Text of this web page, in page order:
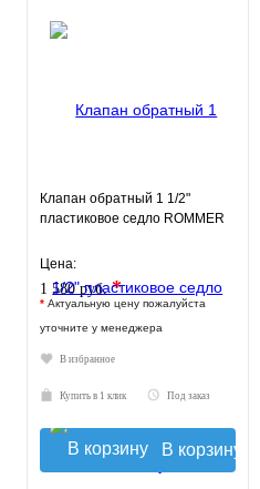
Клапан обратный 1 1/2"
пластиковое седло ROMMER
Цена:
1 580 руб.*
* Актуальную цену пожалуйста
уточните у менеджера
В избранное
Купить в 1 клик Под заказ
В корзину